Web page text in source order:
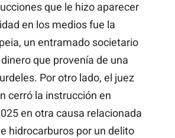
que le hizo aparecer
en los medios fue la
un entramado societario
que provenía de una
Por otro lado, el juez
cerró la instrucción en
en otra causa relacionada
hidrocarburos por un delito